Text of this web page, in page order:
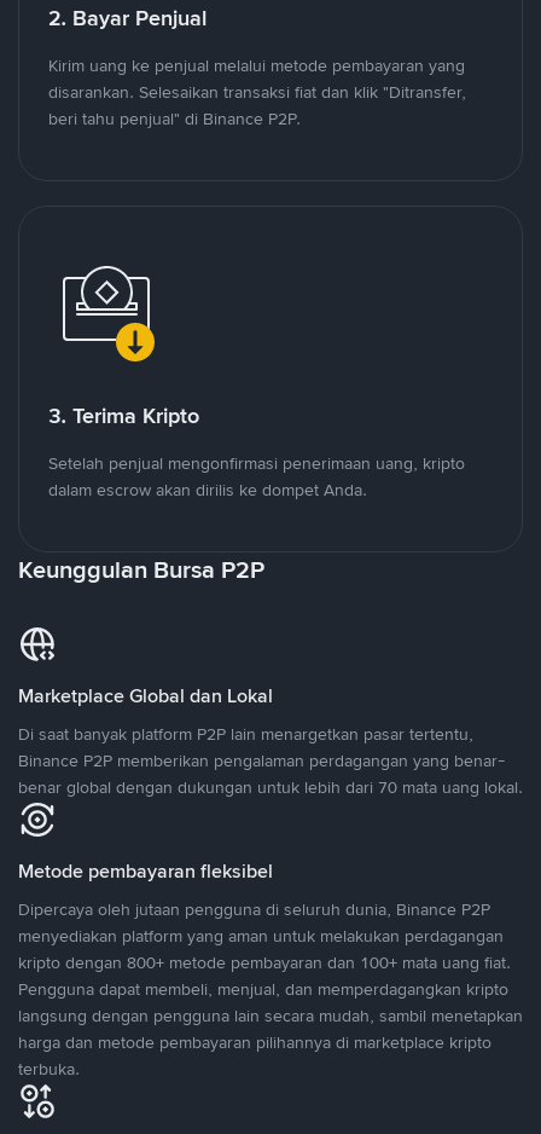
2. Bayar Penjual
Kirim uang ke penjual melalui metode pembayaran yang
disarankan. Selesaikan transaksi fiat dan klik "Ditransfer,
beri tahu penjual" di Binance P2P.
3. Terima Kripto
Setelah penjual mengonfirmasi penerimaan uang, kripto
dalam escrow akan dirilis ke dompet Anda.
Keunggulan Bursa P2P
Marketplace Global dan Lokal
Di saat banyak platform P2P lain menargetkan pasar tertentu,
Binance P2P memberikan pengalaman perdagangan yang benar-
benar global dengan dukungan untuk lebih dari 70 mata uang lokal.
Metode pembayaran fleksibel
Dipercaya oleh jutaan pengguna di seluruh dunia, Binance P2P
menyediakan platform yang aman untuk melakukan perdagangan
kripto dengan 800+ metode pembayaran dan 100+ mata uang fiat.
Pengguna dapat membeli, menjual, dan memperdagangkan kripto
langsung dengan pengguna lain secara mudah, sambil menetapkan
harga dan metode pembayaran pilihannya di marketplace kripto
terbuka.